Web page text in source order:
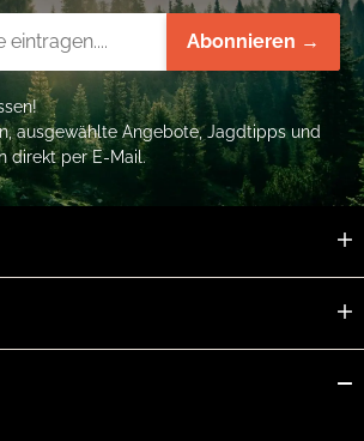
Abonnieren →
ausgewählte Angebote, Jagdtipps und
direkt per E-Mail.